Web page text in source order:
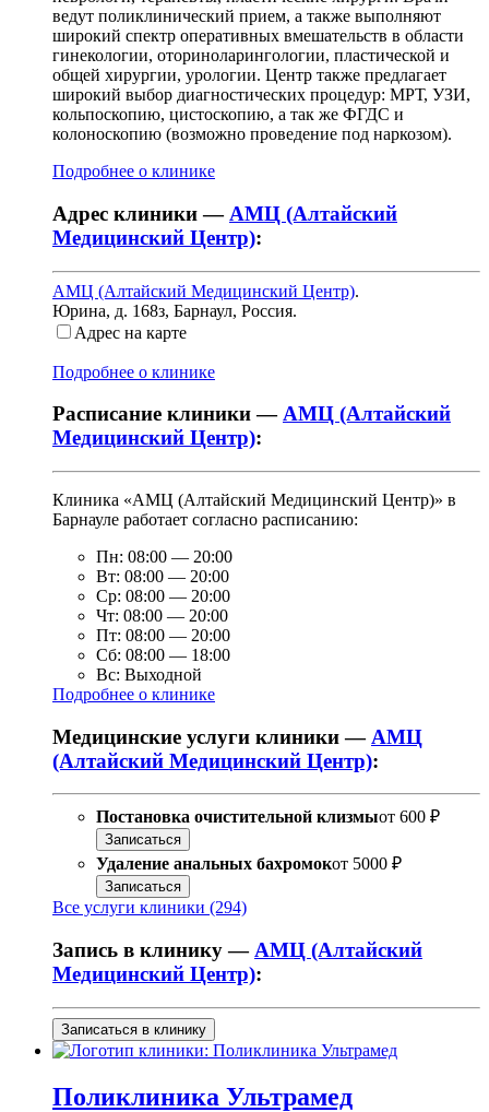
ведут поликлинический прием, а также выполняют
широкий спектр оперативных вмешательств в области
гинекологии, оториноларингологии, пластической и
общей хирургии, урологии. Центр также предлагает
широкий выбор диагностических процедур: МРТ, УЗИ,
кольпоскопию, цистоскопию, а так же ФГДС и
колоноскопию (возможно проведение под наркозом).
Подробнее о клинике
Адрес клиники — АМЦ (Алтайский
Медицинский Центр):
АМЦ (Алтайский Медицинский Центр).
Юрина, д. 168з, Барнаул, Россия.
Адрес на карте
Подробнее о клинике
Расписание клиники —АМЦ (Алтайский
Медицинский Центр):
Клиника «АМЦ (Алтайский Медицинский Центр)» в
Барнауле работает согласно расписанию:
Пн: 08:00 — 20:00
Вт: 08:00 — 20:00
Ср: 08:00 — 20:00
Чт: 08:00 — 20:00
Пт: 08:00 — 20:00
Сб: 08:00 — 18:00
Вс: Выходной
Подробнее о клинике
Медицинские услуги клиники — АМЦ
(Алтайский Медицинский Центр):
Постановка очистительной клизмыот 600 ₽
Записаться
Удаление анальных бахромокот 5000 ₽
Записаться
Все услуги клиники (294)
Запись в клинику — АМЦ (Алтайский
Медицинский Центр):
Записаться в клинику
Поликлиника Ультрамед